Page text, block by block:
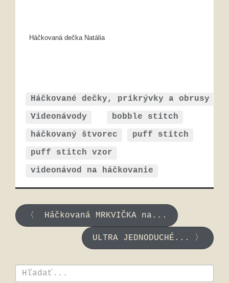
Háčkovaná dečka Natália
Háčkované dečky, prikrývky a obrusy
Videonávody
bobble stitch
háčkovaný štvorec
puff stitch
puff stitch vzor
videonávod na háčkovanie
〈 Háčkovaná MRKVIČKA na...
ULTRA JEDNODUCHÉ... 〉